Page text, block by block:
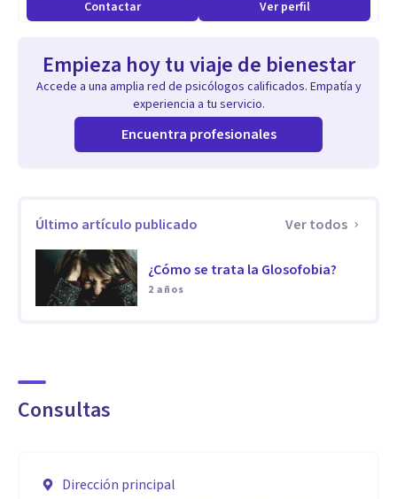
lo hacemos de manera vocacional.
Contactar Ver perfil
Empieza hoy tu viaje de bienestar
Accede a una amplia red de psicólogos calificados. Empatía y
experiencia a tu servicio.
Encuentra profesionales
Último artículo publicado Ver todos
¿Cómo se trata la Glosofobia?
2 años
Consultas
Dirección principal